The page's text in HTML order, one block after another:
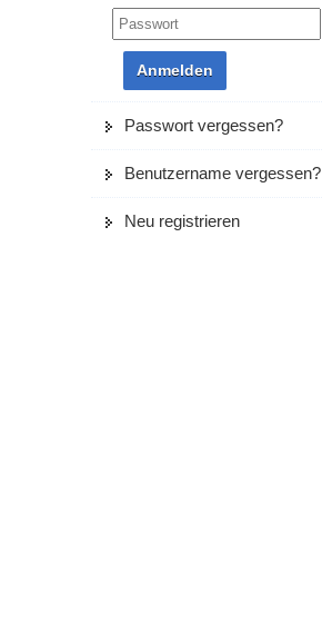
Anmelden
Passwort vergessen?
Benutzername vergessen?
Neu registrieren